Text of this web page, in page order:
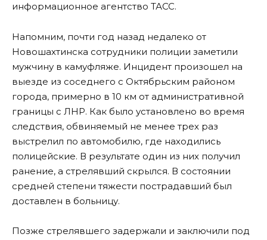
информационное агентство ТАСС.
Напомним, почти год назад недалеко от
Новошахтинска сотрудники полиции заметили
мужчину в камуфляже. Инцидент произошел на
выезде из соседнего с Октябрьским районом
города, примерно в 10 км от административной
границы с ЛНР. Как было установлено во время
следствия, обвиняемый не менее трех раз
выстрелил по автомобилю, где находились
полицейские. В результате один из них получил
ранение, а стрелявший скрылся. В состоянии
средней степени тяжести пострадавший был
доставлен в больницу.
Позже стрелявшего задержали и заключили под